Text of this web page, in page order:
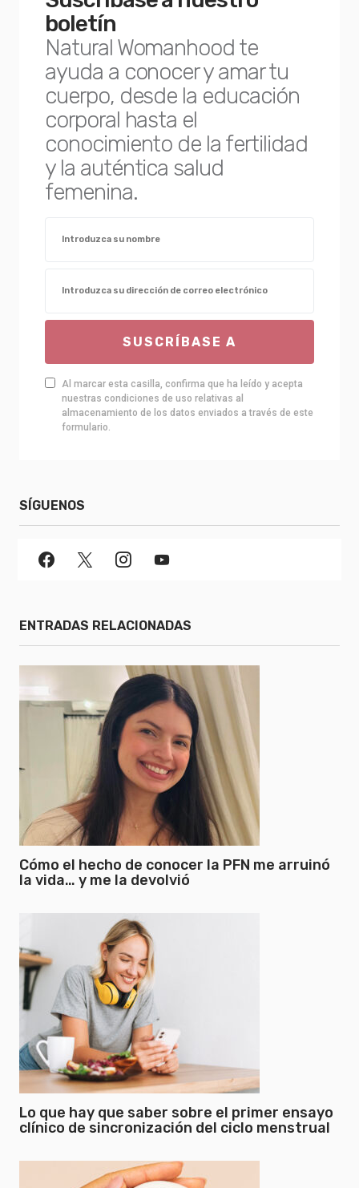
boletín
Natural Womanhood te
ayuda a conocer y amar tu
cuerpo, desde la educación
corporal hasta el
conocimiento de la fertilidad
y la auténtica salud
femenina.
SUSCRÍBASE A
Al marcar esta casilla, confirma que ha leído y acepta
nuestras condiciones de uso relativas al
almacenamiento de los datos enviados a través de este
formulario.
SÍGUENOS
ENTRADAS RELACIONADAS
Cómo el hecho de conocer la PFN me arruinó
la vida… y me la devolvió
Lo que hay que saber sobre el primer ensayo
clínico de sincronización del ciclo menstrual